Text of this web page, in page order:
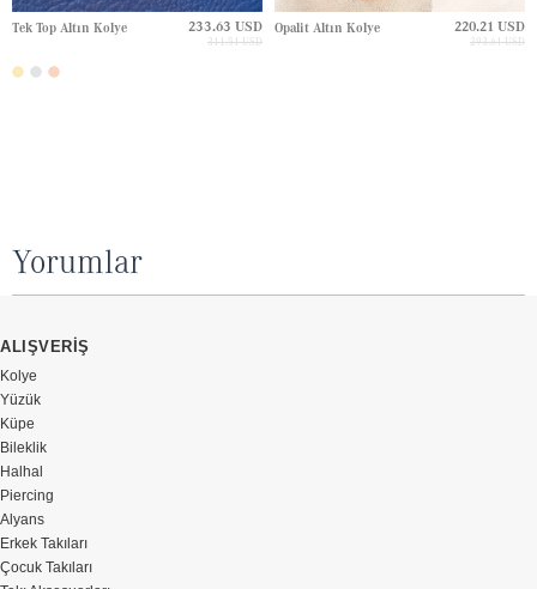
Tek Top Altın Kolye 233.63 USD
311.51 USD
Opalit Altın Kolye 220.21 USD
293.61 USD
Yorumlar
ALIŞVERİŞ
Kolye
Yüzük
Küpe
Bileklik
Halhal
Piercing
Alyans
Erkek Takıları
Çocuk Takıları